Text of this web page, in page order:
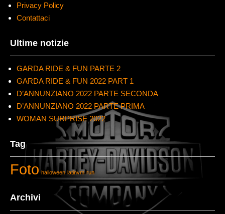
Privacy Policy
Contattaci
Ultime notizie
GARDA RIDE & FUN PARTE 2
GARDA RIDE & FUN 2022 PART 1
D’ANNUNZIANO 2022 PARTE SECONDA
D’ANNUNZIANO 2022 PARTE PRIMA
WOMAN SURPRISE 2022
Tag
Foto halloween latinvm run
Archivi